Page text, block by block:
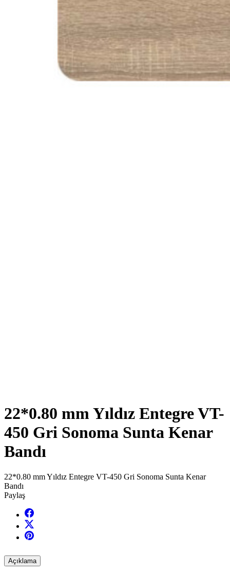
22*0.80 mm Yıldız Entegre VT-
450 Gri Sonoma Sunta Kenar
Bandı
22*0.80 mm Yıldız Entegre VT-450 Gri Sonoma Sunta Kenar
Bandı
Paylaş
Açıklama